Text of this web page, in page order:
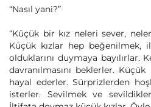
“Nasıl yani?”
“Küçük bir kız neleri sever,
Küçük kızlar hep beğenilmek,
olduklarını duymaya bayılırlar.
davranılmasını beklerler.
hayal ederler. Sürprizlerden
isterler. Sevilmek ve